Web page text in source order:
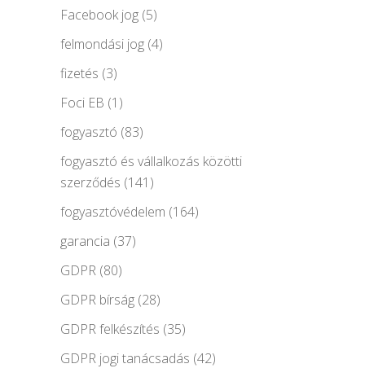
Facebook jog (5)
felmondási jog (4)
fizetés (3)
Foci EB (1)
fogyasztó (83)
fogyasztó és vállalkozás közötti
szerződés (141)
fogyasztóvédelem (164)
garancia (37)
GDPR (80)
GDPR bírság (28)
GDPR felkészítés (35)
GDPR jogi tanácsadás (42)